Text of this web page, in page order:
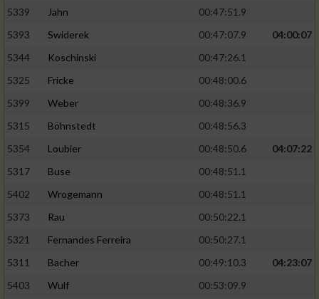
5339
Jahn
00:47:51.9
5393
Swiderek 00:47:07.9
04:00:07
5344
Koschinski
00:47:26.1
5325
Fricke
00:48:00.6
5399
Weber
00:48:36.9
5315
Böhnstedt
00:48:56.3
5354
Loubier 00:48:50.6
04:07:22
5317
Buse
00:48:51.1
5402
Wrogemann
00:48:51.1
5373
Rau
00:50:22.1
5321
Fernandes Ferreira
00:50:27.1
5311
Bacher 00:49:10.3
04:23:07
5403
Wulf
00:53:09.9